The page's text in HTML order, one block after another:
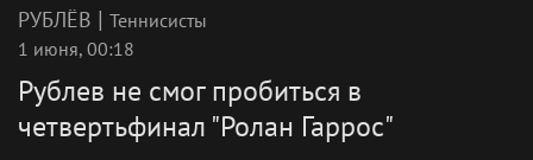
РУБЛЁВ | Теннисисты
1 июня, 00:18
Рублев не смог пробиться в
четвертьфинал "Ролан Гаррос"